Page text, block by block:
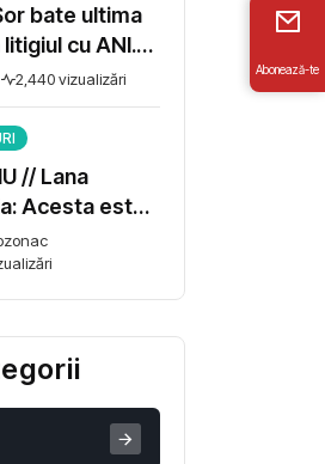
bate ultima
cu ANI.
milioane de lei
2,440 vizualizări
// Lana
Acesta este
nostru. Fără
nu se poate
Abonează-te